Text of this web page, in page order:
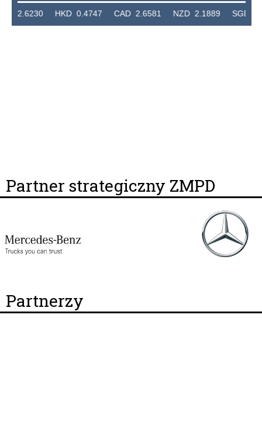
HKD 0.4747 CAD 2.6581 NZD 2.1889 SGD
Partner strategiczny ZMPD
Partnerzy